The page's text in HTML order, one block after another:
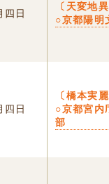
四日
〔天変地
○京都陽明
四日
〔橋本実
○京都宮内
部